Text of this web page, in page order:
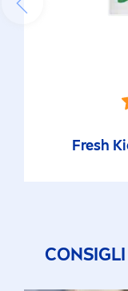
Fresh